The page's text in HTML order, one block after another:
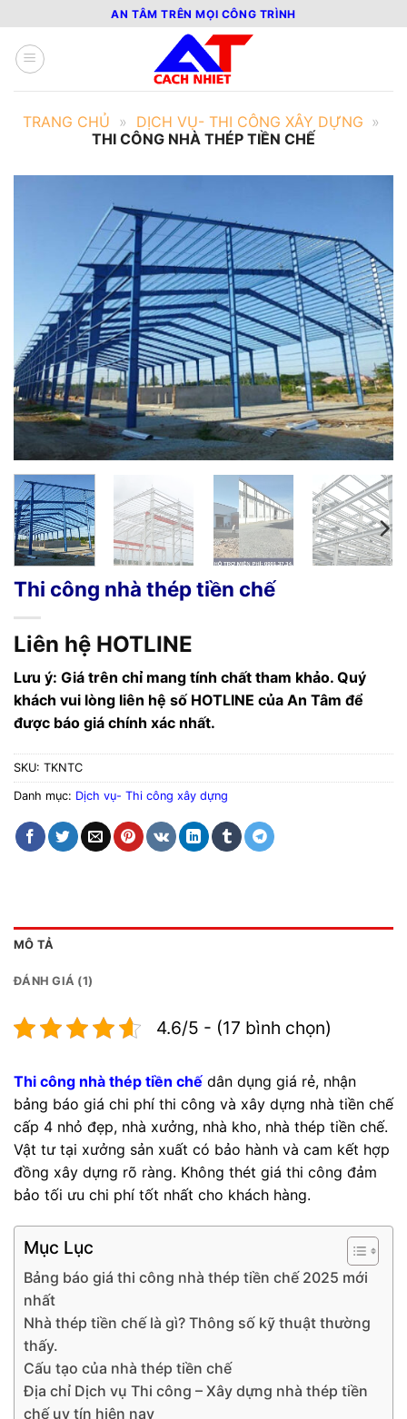
qua
nội
dung
AN TÂM TRÊN MỌI CÔNG TRÌNH
TRANG CHỦ » DỊCH VỤ- THI CÔNG XÂY DỰNG »
THI CÔNG NHÀ THÉP TIỀN CHẾ
Thi công nhà thép tiền chế
Liên hệ HOTLINE
Lưu ý: Giá trên chỉ mang tính chất tham khảo. Quý
khách vui lòng liên hệ số HOTLINE của An Tâm để
được báo giá chính xác nhất.
SKU: TKNTC
Danh mục: Dịch vụ- Thi công xây dựng
MÔ TẢ
ĐÁNH GIÁ (1)
4.6/5 - (17 bình chọn)
Thi công nhà thép tiền chế dân dụng giá rẻ, nhận
bảng báo giá chi phí thi công và xây dựng nhà tiền chế
cấp 4 nhỏ đẹp, nhà xưởng, nhà kho, nhà thép tiền chế.
Vật tư tại xưởng sản xuất có bảo hành và cam kết hợp
đồng xây dựng rõ ràng. Không thét giá thi công đảm
bảo tối ưu chi phí tốt nhất cho khách hàng.
Mục Lục
Bảng báo giá thi công nhà thép tiền chế 2025 mới
nhất
Nhà thép tiền chế là gì? Thông số kỹ thuật thường
thấy.
Cấu tạo của nhà thép tiền chế
Địa chỉ Dịch vụ Thi công – Xây dựng nhà thép tiền
chế uy tín hiện nay